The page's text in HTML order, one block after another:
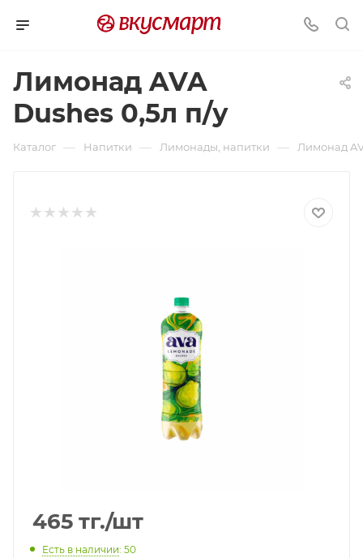
Лимонад AVA
Dushes 0,5л п/у
Каталог — Напитки — Лимонады, напитки — Лимонад
465 тг./шт
Есть в наличии: 50